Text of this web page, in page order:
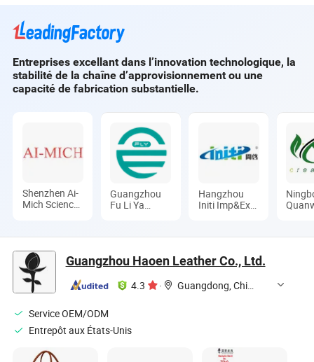
Entreprises excellant dans l’innovation technologique, la
stabilité de la chaîne d’approvisionnement ou une
capacité de fabrication substantielle.
Shenzhen Ai-
Mich Science
Limited
Guangzhou
Fu Li Ya
Hangzhou
Initi Imp&Exp
Ltd.
Guangzhou Haoen Leather Co., Ltd.
4.3 · Guangdong, China
Service OEM/ODM
Entrepôt aux États-Unis